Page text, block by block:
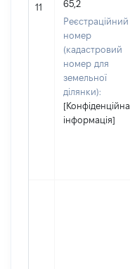
11
65,2
Реєстраційний
номер
(кадастровий
номер для
земельної
ділянки):
[Конфіденційна
інформація]